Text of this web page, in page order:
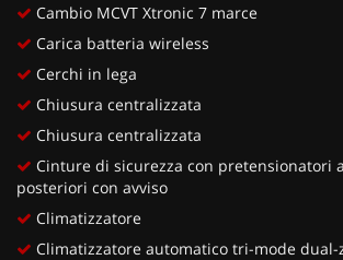
Cambio MCVT Xtronic 7 marce
Carica batteria wireless
Cerchi in lega
Chiusura centralizzata
Chiusura centralizzata
Cinture di sicurezza con pretensionatori
posteriori con avviso
Climatizzatore
Climatizzatore automatico tri-mode dual-